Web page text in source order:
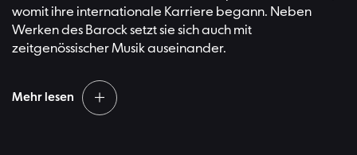
Symphony Orchestra. Zu seinen Kammermusikpartnern
zählen András Schiff, Ana Chumachenco, Sabine Meyer
und Christoph Prégardien.
womit ihre internationale Karriere begann. Neben
Werken des Barock setzt sie sich auch mit
zeitgenössischer Musik auseinander.
Mehr lesen